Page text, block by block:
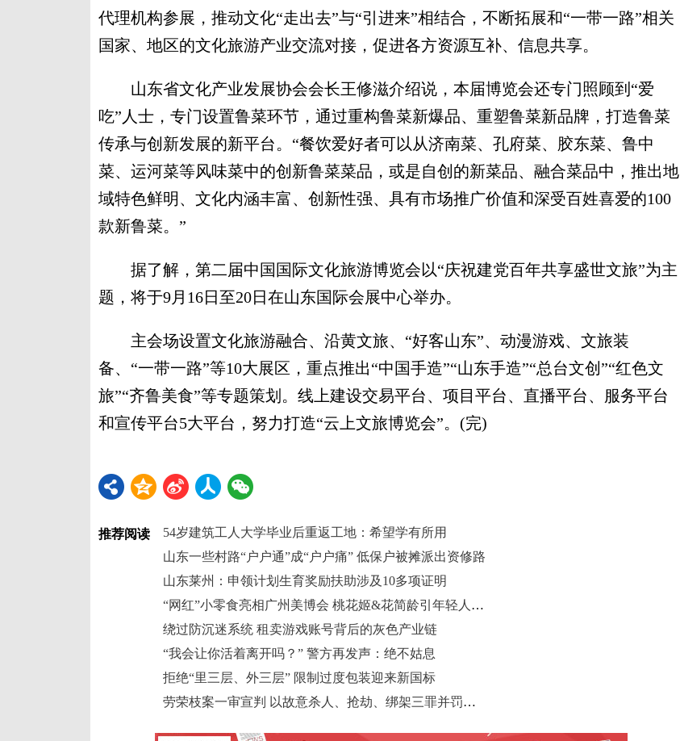
代理机构参展，推动文化“走出去”与“引进来”相结合，不断拓展和“一带一路”相关
国家、地区的文化旅游产业交流对接，促进各方资源互补、信息共享。
山东省文化产业发展协会会长王修滋介绍说，本届博览会还专门照顾到“爱
吃”人士，专门设置鲁菜环节，通过重构鲁菜新爆品、重塑鲁菜新品牌，打造鲁菜
传承与创新发展的新平台。“餐饮爱好者可以从济南菜、孔府菜、胶东菜、鲁中
菜、运河菜等风味菜中的创新鲁菜菜品，或是自创的新菜品、融合菜品中，推出地
域特色鲜明、文化内涵丰富、创新性强、具有市场推广价值和深受百姓喜爱的100
款新鲁菜。”
据了解，第二届中国国际文化旅游博览会以“庆祝建党百年共享盛世文旅”为主
题，将于9月16日至20日在山东国际会展中心举办。
主会场设置文化旅游融合、沿黄文旅、“好客山东”、动漫游戏、文旅装
备、“一带一路”等10大展区，重点推出“中国手造”“山东手造”“总台文创”“红色文
旅”“齐鲁美食”等专题策划。线上建设交易平台、项目平台、直播平台、服务平台
和宣传平台5大平台，努力打造“云上文旅博览会”。(完)
推荐阅读
54岁建筑工人大学毕业后重返工地：希望学有所用
山东一些村路“户户通”成“户户痛” 低保户被摊派出资修路
山东莱州：申领计划生育奖励扶助涉及10多项证明
“网红”小零食亮相广州美博会 桃花姬&花简龄引年轻人“打卡”
绕过防沉迷系统 租卖游戏账号背后的灰色产业链
“我会让你活着离开吗？” 警方再发声：绝不姑息
拒绝“里三层、外三层” 限制过度包装迎来新国标
劳荣枝案一审宣判 以故意杀人、抢劫、绑架三罪并罚判死刑